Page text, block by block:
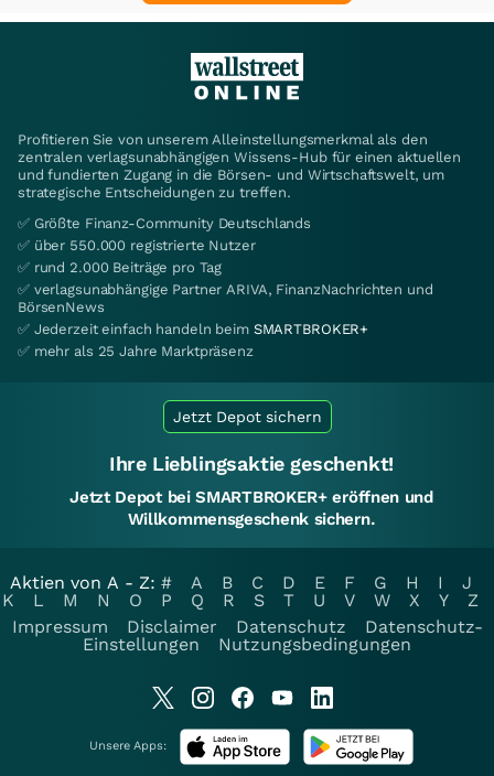
Profitieren Sie von unserem Alleinstellungsmerkmal als den
zentralen verlagsunabhängigen Wissens-Hub für einen aktuellen
und fundierten Zugang in die Börsen- und Wirtschaftswelt, um
strategische Entscheidungen zu treffen.
✅ Größte Finanz-Community Deutschlands
✅ über 550.000 registrierte Nutzer
✅ rund 2.000 Beiträge pro Tag
✅ verlagsunabhängige Partner ARIVA, FinanzNachrichten und
BörsenNews
✅ Jederzeit einfach handeln beim SMARTBROKER+
✅ mehr als 25 Jahre Marktpräsenz
Jetzt Depot sichern
Ihre Lieblingsaktie geschenkt!
Jetzt Depot bei SMARTBROKER+ eröffnen und
Willkommensgeschenk sichern.
Aktien von A - Z: # A B C D E F G H I
J
K
L M N O P Q R S T U V W X Y
Z
Impressum
Disclaimer Datenschutz
Datenschutz-
Einstellungen
Nutzungsbedingungen
Unsere Apps: